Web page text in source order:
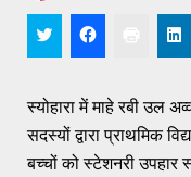
स्योहारा में माहे रबी उल
सदस्यों द्वारा प्राथमिक
बच्चों को स्टेशनरी